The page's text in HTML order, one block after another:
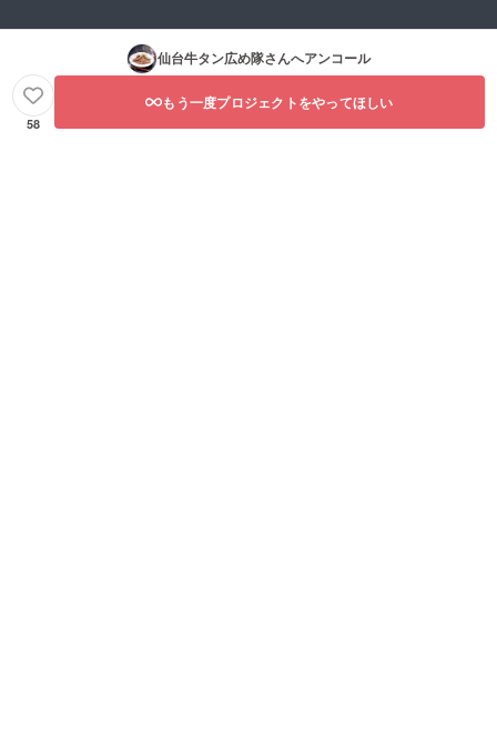
仙台牛タン広め隊さんへアンコール
58
もう一度プロジェクトをやってほしい